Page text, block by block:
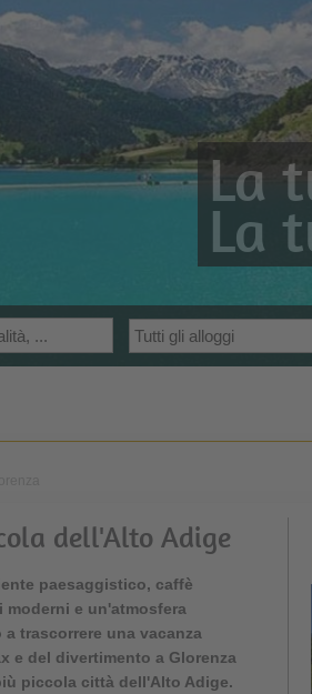
La
La
dell'Alto Adige
paesaggistico, caffè
e un'atmosfera
trascorrere una vacanza
e del divertimento a Glorenza
piccola città dell'Alto Adige.